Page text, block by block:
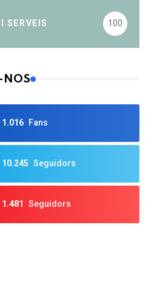
SERVEIS 100
NOS
1.016 Fans
10.245 Seguidors
1.481 Seguidors